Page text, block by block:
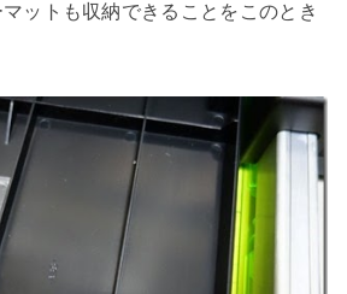
ットも収納できることをこのとき